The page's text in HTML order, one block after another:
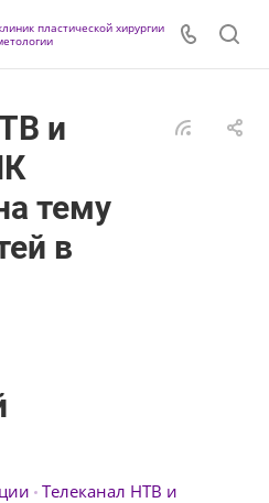
пластической хирургии
и
тему
в
Телеканал НТВ и